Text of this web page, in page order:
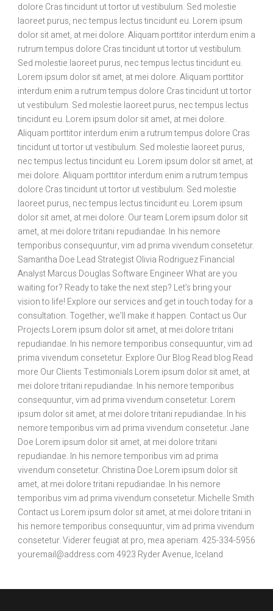
dolore Cras tincidunt ut tortor ut vestibulum. Sed molestie
laoreet purus, nec tempus lectus tincidunt eu. Lorem ipsum
dolor sit amet, at mei dolore. Aliquam porttitor interdum enim a
rutrum tempus dolore Cras tincidunt ut tortor ut vestibulum.
Sed molestie laoreet purus, nec tempus lectus tincidunt eu.
Lorem ipsum dolor sit amet, at mei dolore. Aliquam porttitor
interdum enim a rutrum tempus dolore Cras tincidunt ut tortor
ut vestibulum. Sed molestie laoreet purus, nec tempus lectus
tincidunt eu. Lorem ipsum dolor sit amet, at mei dolore.
Aliquam porttitor interdum enim a rutrum tempus dolore Cras
tincidunt ut tortor ut vestibulum. Sed molestie laoreet purus,
nec tempus lectus tincidunt eu. Lorem ipsum dolor sit amet, at
mei dolore. Aliquam porttitor interdum enim a rutrum tempus
dolore Cras tincidunt ut tortor ut vestibulum. Sed molestie
laoreet purus, nec tempus lectus tincidunt eu. Lorem ipsum
dolor sit amet, at mei dolore. Our team Lorem ipsum dolor sit
amet, at mei dolore tritani repudiandae. In his nemore
temporibus consequuntur, vim ad prima vivendum consetetur.
Samantha Doe Lead Strategist Olivia Rodriguez Financial
Analyst Marcus Douglas Software Engineer What are you
waiting for? Ready to take the next step? Let’s bring your
vision to life! Explore our services and get in touch today for a
consultation. Together, we’ll make it happen. Contact us Our
Projects Lorem ipsum dolor sit amet, at mei dolore tritani
repudiandae. In his nemore temporibus consequuntur, vim ad
prima vivendum consetetur. Explore Our Blog Read blog Read
more Our Clients Testimonials Lorem ipsum dolor sit amet, at
mei dolore tritani repudiandae. In his nemore temporibus
consequuntur, vim ad prima vivendum consetetur. Lorem
ipsum dolor sit amet, at mei dolore tritani repudiandae. In his
nemore temporibus vim ad prima vivendum consetetur. Jane
Doe Lorem ipsum dolor sit amet, at mei dolore tritani
repudiandae. In his nemore temporibus vim ad prima
vivendum consetetur. Christina Doe Lorem ipsum dolor sit
amet, at mei dolore tritani repudiandae. In his nemore
temporibus vim ad prima vivendum consetetur. Michelle Smith
Contact us Lorem ipsum dolor sit amet, at mei dolore tritani in
his nemore temporibus consequuntur, vim ad prima vivendum
consetetur. Viderer feugiat at pro, mea aperiam. 425-334-5956
youremail@address.com4923 Ryder Avenue, Iceland